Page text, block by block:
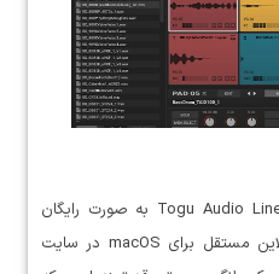
دانلود نرم افزار Togu Audio Line TAL-Drum به صورت رایگان
نسخه کامل نصب کننده آفلاین مستقل برای macOS در سایت